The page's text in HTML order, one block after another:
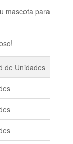
mascota para
de Unidades